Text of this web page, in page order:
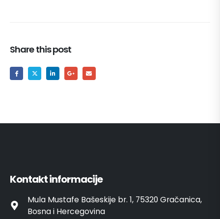
Share this post
Kontakt informacije
Mula Mustafe Bašeskije br. 1, 75320 Gračanica,
Bosna i Hercegovina